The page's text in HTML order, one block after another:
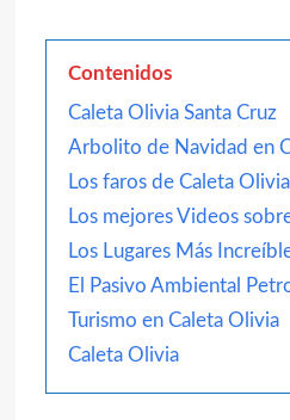
Contenidos
Caleta Olivia Santa Cruz
Arbolito de Navidad en
Los faros de Caleta Olivia
Los mejores Videos
Los Lugares Más
El Pasivo Ambiental
Turismo en Caleta Olivia
Caleta Olivia